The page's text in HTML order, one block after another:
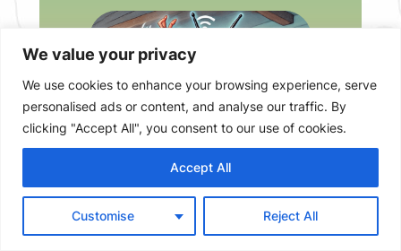
We value your privacy
We use cookies to enhance your browsing experience, serve
personalised ads or content, and analyse our traffic. By
clicking "Accept All", you consent to our use of cookies.
Customise Reject All
Accept All